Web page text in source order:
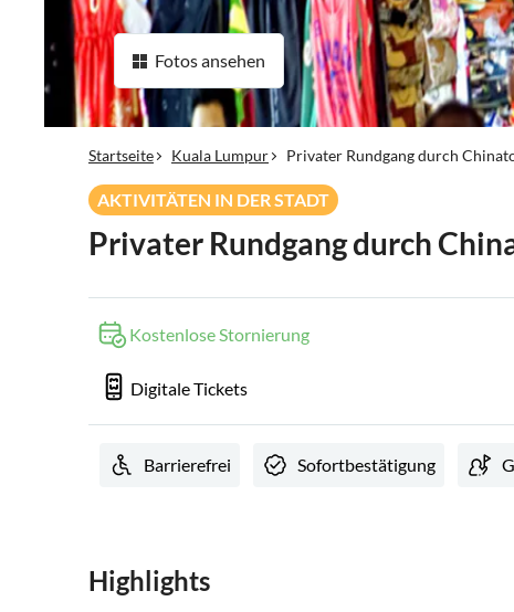
Fotos ansehen
Startseite Kuala Lumpur Privater Rundgang durch
AKTIVITÄTEN IN DER STADT
Privater Rundgang durch
Kostenlose Stornierung
Digitale Tickets
Barrierefrei Sofortbestätigung
Highlights